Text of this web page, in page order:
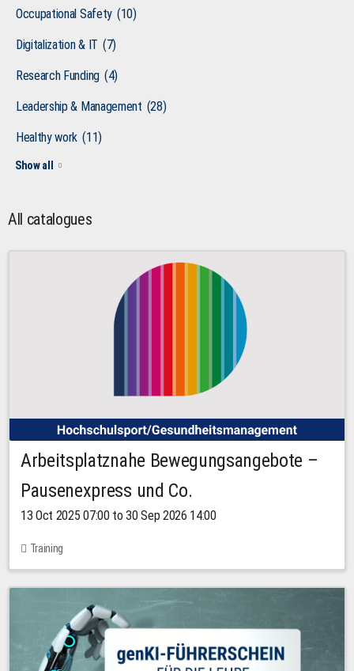
Occupational Safety (10)
Digitalization & IT (7)
Research Funding (4)
Leadership & Management (28)
Healthy work (11)
Show all
All catalogues
Arbeitsplatznahe Bewegungsangebote –
Pausenexpress und Co.
13 Oct 2025 07:00 to 30 Sep 2026 14:00
Training